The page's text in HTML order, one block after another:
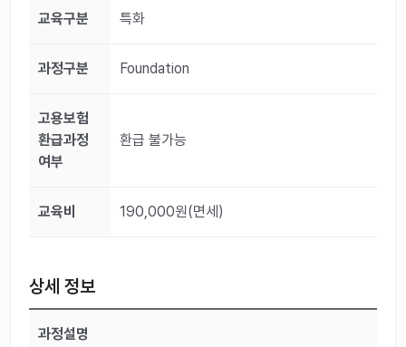
교육구분 특화
과정구분 Foundation
고용보험
환급과정
여부
환급 불가능
교육비 190,000원(면세)
상세 정보
과정설명